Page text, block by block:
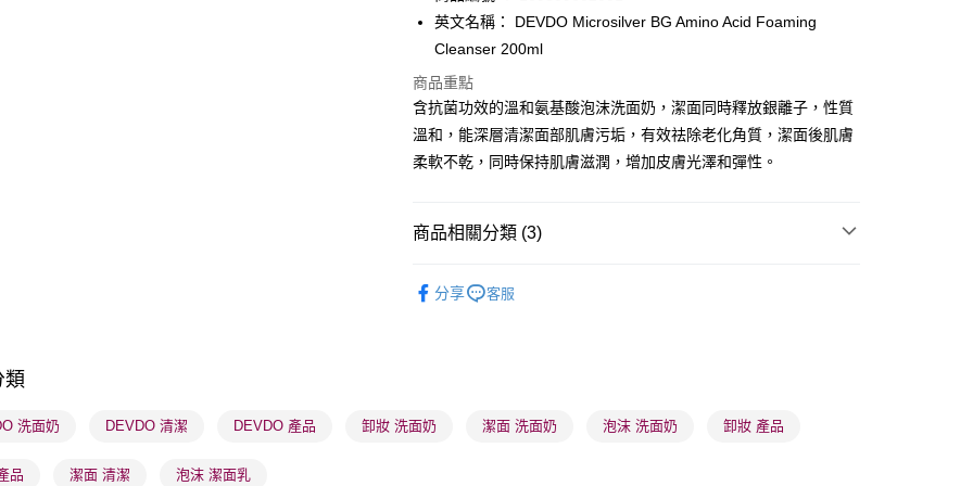
BoC Pay
送貨方式
順豐自助櫃 - 確認發貨後1-3個工作天送達
每筆HK$65.00，滿HK$300.00或以上免運費
每筆HK$65.00，滿HK$300.00或以上免運費
物流公司進行物流配送
每筆HK$20.00，滿HK$100.00或以上免運費
英文名稱： DEVDO Microsilver BG Amino Acid Foaming
Cleanser 200ml
商品重點
含抗菌功效的溫和氨基酸泡沫洗面奶，潔面同時釋放銀離子，性質
溫和，能深層清潔面部肌膚污垢，有效祛除老化角質，潔面後肌膚
柔軟不乾，同時保持肌膚滋潤，增加皮膚光澤和彈性。
商品相關分類 (3)
分享 客服
類
洗面奶 DEVDO 清潔 DEVDO 產品 卸妝 洗面奶 潔面 洗面奶 泡沫 洗面奶 卸妝 產品
品 潔面 清潔 泡沫 潔面乳